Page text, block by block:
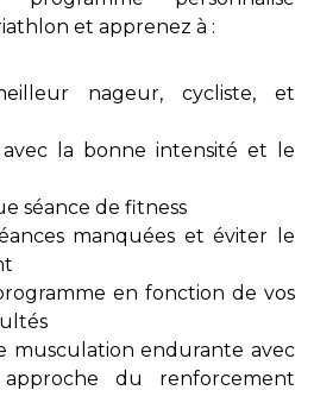
et apprenez à :
nageur, cycliste, et
la bonne intensité et le
séance de fitness
manquées et éviter le
en fonction de vos
musculation endurante avec
du renforcement